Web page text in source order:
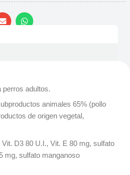
perros adultos.
animales 65% (pollo
de origen vegetal,
D3 80 U.I., Vit. E 80 mg, sulfato
mg, sulfato manganoso